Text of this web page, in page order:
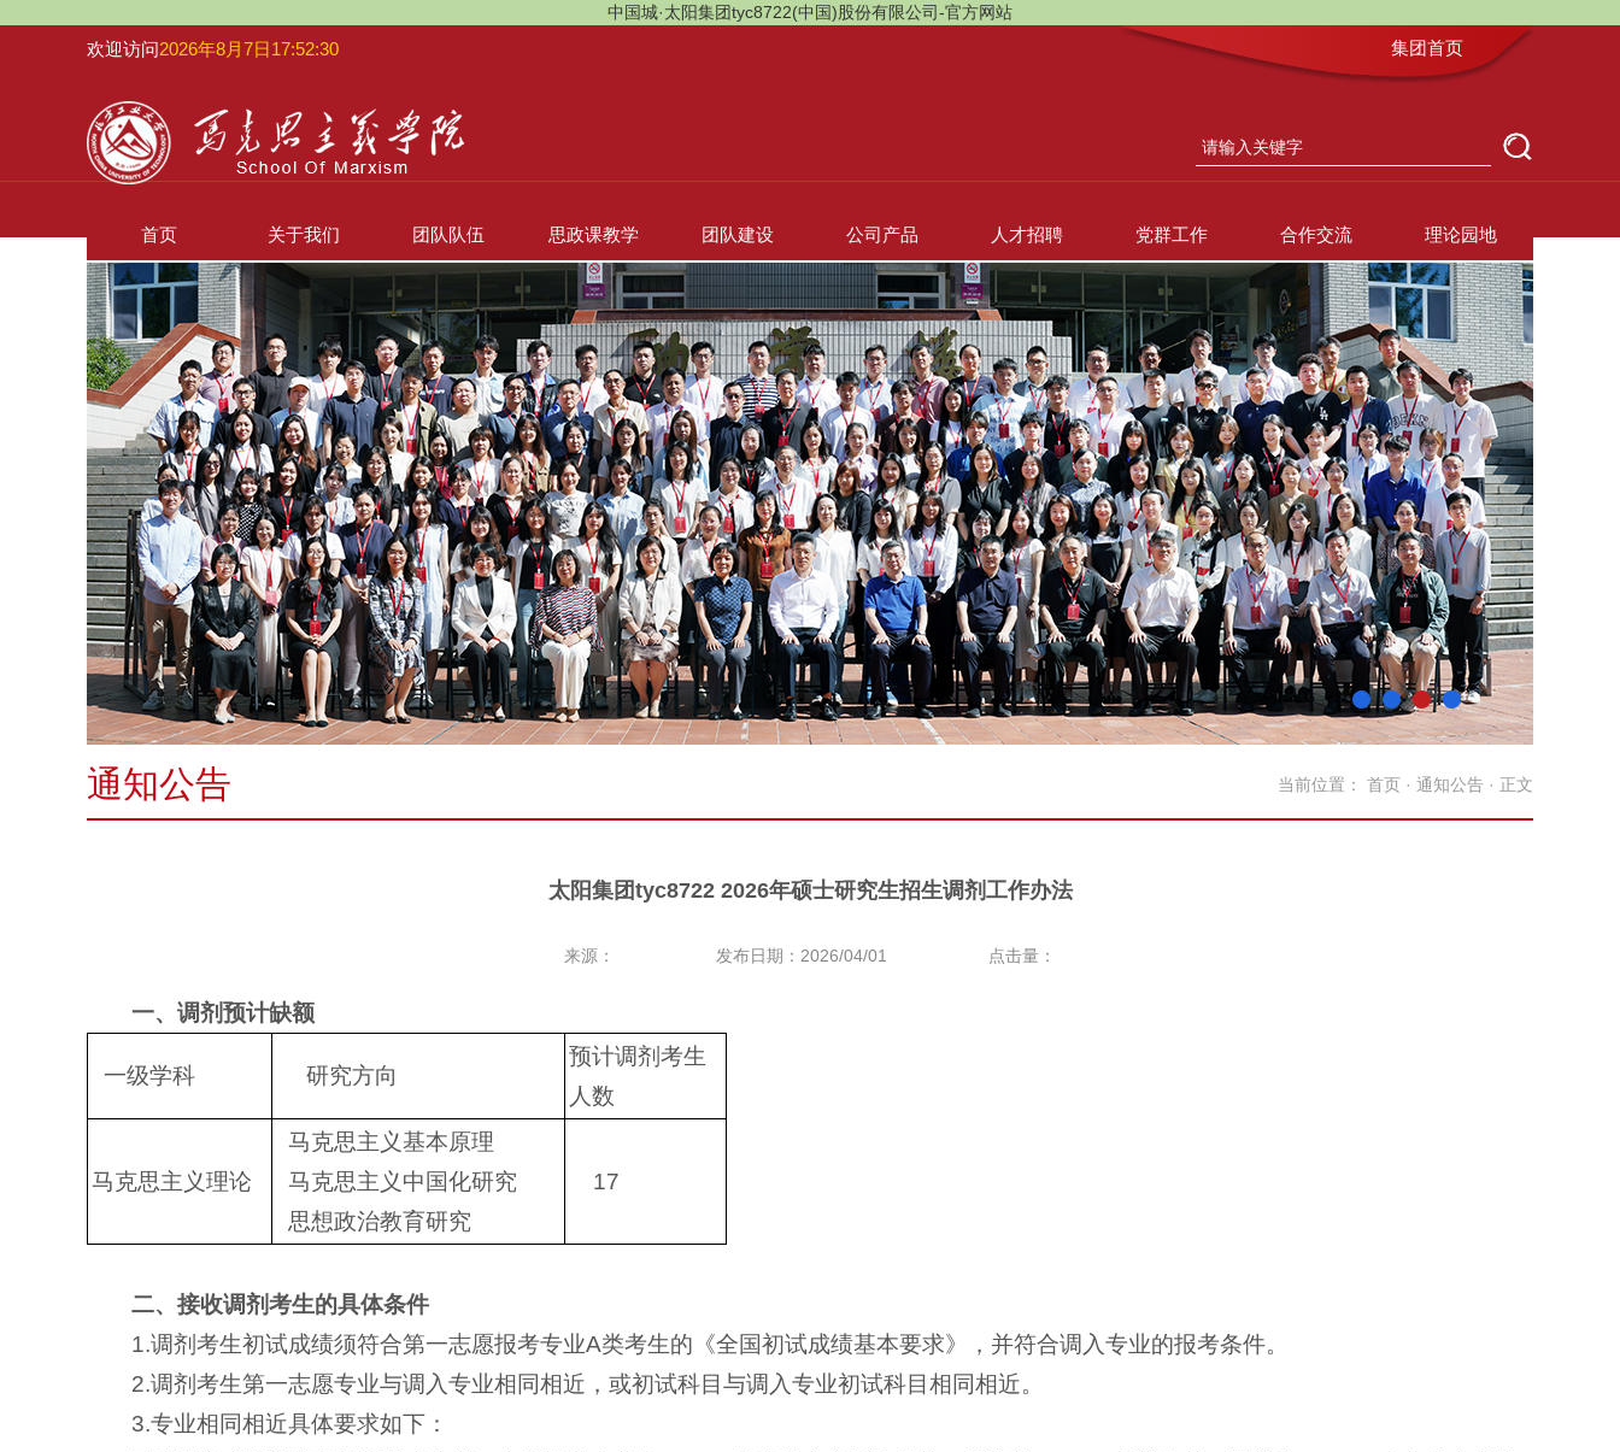
中国城·太阳集团tyc8722(中国)股份有限公司-官方网站
欢迎访问2026年8月7日17:52:31 集团首页
首页 关于我们 团队队伍 思政课教学 团队建设 公司产品 人才招聘 党群工作 合作交流 理论园地
当前位置： 首页 · 通知公告 · 正文
通知公告
太阳集团tyc8722 2026年硕士研究生招生调剂工作办法
来源： 发布日期：2026/04/01 点击量：
一、调剂预计缺额
一级学科 研究方向
预计调剂考生
人数
马克思主义理论
马克思主义基本原理
马克思主义中国化研究
思想政治教育研究
17
二、接收调剂考生的具体条件
1.调剂考生初试成绩须符合第一志愿报考专业A类考生的《全国初试成绩基本要求》，并符合调入专业的报考条件。
2.调剂考生第一志愿专业与调入专业相同相近，或初试科目与调入专业初试科目相同相近。
3.专业相同相近具体要求如下：